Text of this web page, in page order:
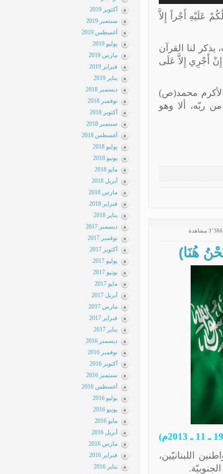
أَجْراً إِلاَّ
لنا القرآن
أَجْرِي إِلاَّ عَلَى
محمد(ص)
ربّه، ألا وهو
مشاهدة
هُنَا)
اللبنانيّين،
أكتوبر 2019
سبتمبر 2019
أغسطس 2019
يوليو 2019
مارس 2019
فبراير 2019
يناير 2019
ديسمبر 2018
نوفمبر 2018
أكتوبر 2018
سبتمبر 2018
أغسطس 2018
يوليو 2018
يونيو 2018
مايو 2018
أبريل 2018
مارس 2018
فبراير 2018
يناير 2018
ديسمبر 2017
نوفمبر 2017
أكتوبر 2017
يوليو 2017
يونيو 2017
مايو 2017
أبريل 2017
مارس 2017
فبراير 2017
يناير 2017
ديسمبر 2016
نوفمبر 2016
أكتوبر 2016
سبتمبر 2016
أغسطس 2016
يوليو 2016
يونيو 2016
مايو 2016
أبريل 2016
مارس 2016
فبراير 2016
يناير 2016